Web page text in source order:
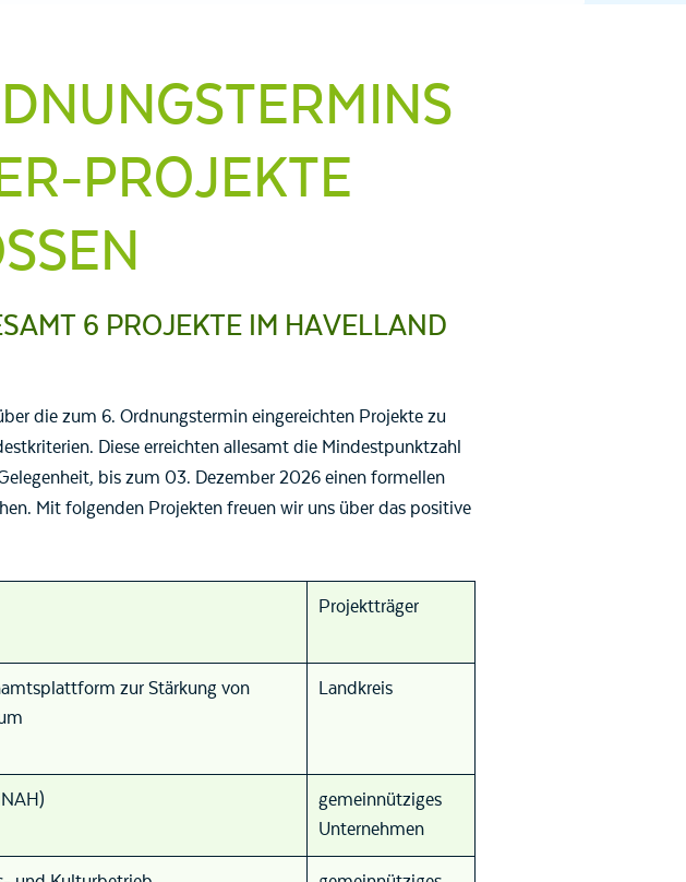
PROJEKTE B
6 PROJEKTE IM HAVELLAND
die zum 6. Ordnungstermin eingereichten Projekte zu
Diese erreichten allesamt die Mindestpunktzahl
bis zum 03. Dezember 2026 einen formellen
Mit folgenden Projekten freuen wir uns über das positive
Projektträger
zur Stärkung von
Landkreis
gemeinnütziges
Unternehmen